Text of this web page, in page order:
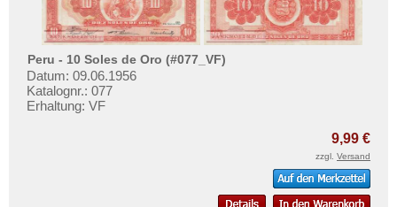
Peru - 10 Soles de Oro (#077_VF)
Datum: 09.06.1956
Katalognr.: 077
Erhaltung: VF
9,99 €
zzgl. Versand